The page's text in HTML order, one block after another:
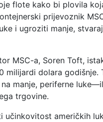
flote kako bi plovila
prijevoznik
i ugroziti manje,
MSC-a, Soren Toft,
milijardi dolara
manje, periferne
trgovine.
američkih